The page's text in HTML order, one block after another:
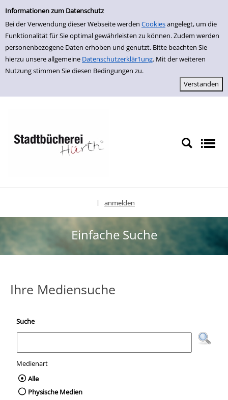
Einfache Suche
Informationen zum Datenschutz
Bei der Verwendung dieser Webseite werden Cookiesangelegt, um die
Funktionalität für Sie optimal gewährleisten zu können. Zudem werden
personenbezogene Daten erhoben und genutzt. Bitte beachten Sie
hierzu unsere allgemeine Datenschutzerklär1ung. Mit der weiteren
Nutzung stimmen Sie diesen Bedingungen zu.
zur Navigation springen
zum Inhalt springen
Zur Detailanzeige springen
anmelden
Einfache Suche
Ihre Mediensuche
Suche
Medienart
Wählen Sie die Medienart nach der Sie
Alle
Physische Medien